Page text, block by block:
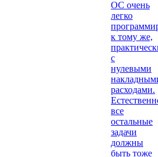
ОС очень
легко
к тому же,
с
нулевыми
расходами.
все
остальные
задачи
должны
быть тоже